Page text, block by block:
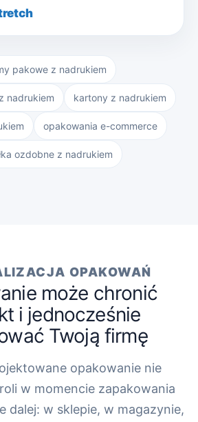
pakowe z nadrukiem
nadrukiem kartony z nadrukiem
opakowania e-commerce
ozdobne z nadrukiem
OPAKOWAŃ
może chronić
i jednocześnie
Twoją firmę
opakowanie nie
w momencie zapakowania
dalej: w sklepie, w magazynie,